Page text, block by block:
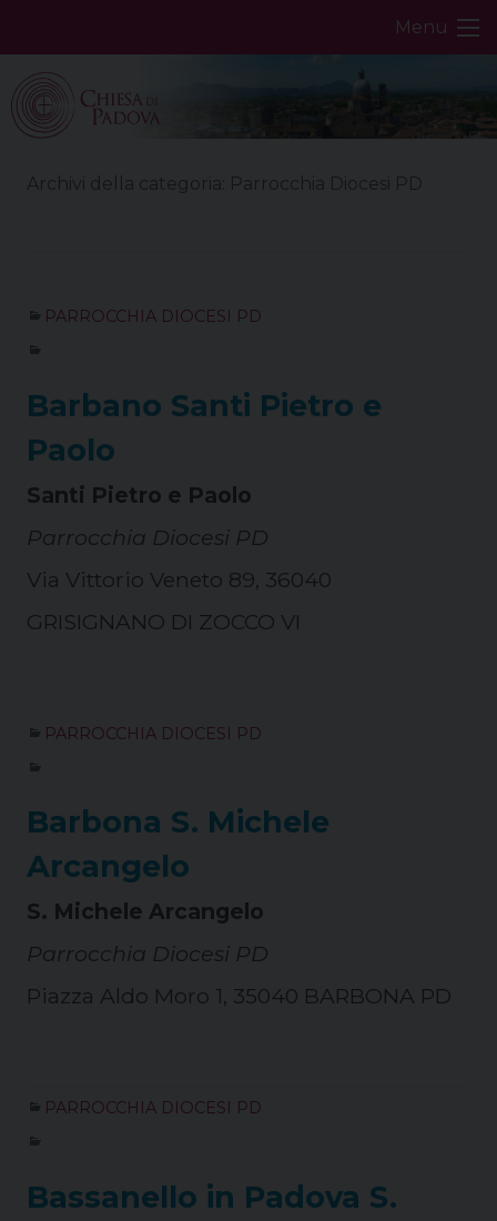
Menu
PARROCCHIA DIOCESI PD
Barbano Santi Pietro e
Paolo
Santi Pietro e Paolo
Parrocchia Diocesi PD
Via Vittorio Veneto 89, 36040
GRISIGNANO DI ZOCCO VI
PARROCCHIA DIOCESI PD
Barbona S. Michele
Arcangelo
S. Michele Arcangelo
Parrocchia Diocesi PD
Piazza Aldo Moro 1, 35040 BARBONA PD
PARROCCHIA DIOCESI PD
Bassanello in Padova S.